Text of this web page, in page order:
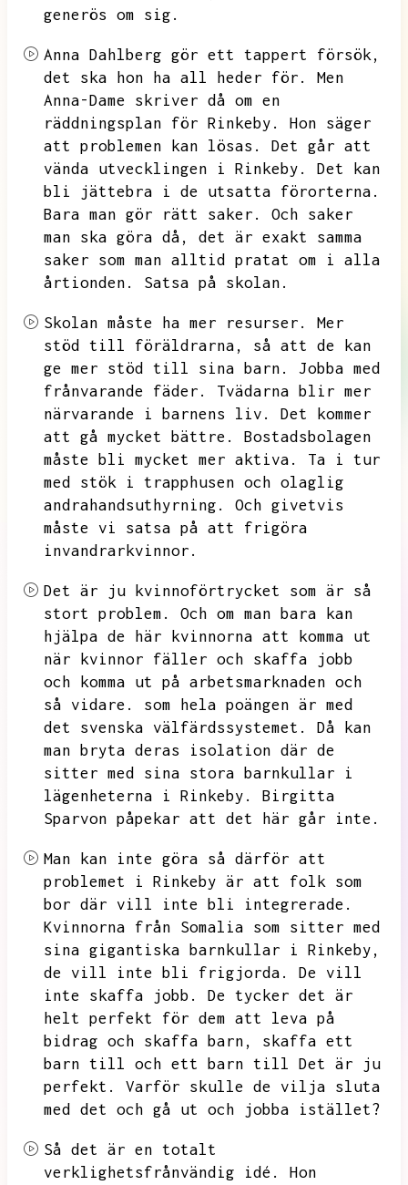
generös om sig.
Anna Dahlberg gör ett tappert försök,
det ska hon ha all heder för.
Men
Anna-Dame skriver då om en
räddningsplan för Rinkeby.
Hon säger
att problemen kan lösas.
Det går att
vända utvecklingen i Rinkeby.
Det kan
bli jättebra i de utsatta förorterna.
Bara man gör rätt saker.
Och saker
man ska göra då,
det är exakt samma
saker som man alltid pratat om i alla
årtionden.
Satsa på skolan.
Skolan måste ha mer resurser.
Mer
stöd till föräldrarna,
så att de kan
ge mer stöd till sina barn.
Jobba med
frånvarande fäder.
Tvädarna blir mer
närvarande i barnens liv.
Det kommer
att gå mycket bättre.
Bostadsbolagen
måste bli mycket mer aktiva.
Ta i tur
med stök i trapphusen och olaglig
andrahandsuthyrning.
Och givetvis
måste vi satsa på att frigöra
invandrarkvinnor.
Det är ju kvinnoförtrycket som är så
stort problem.
Och om man bara kan
hjälpa de här kvinnorna att komma ut
när kvinnor fäller och skaffa jobb
och komma ut på arbetsmarknaden och
så vidare.
som hela poängen är med
det svenska välfärdssystemet.
Då kan
man bryta deras isolation där de
sitter med sina stora barnkullar i
lägenheterna i Rinkeby.
Birgitta
Sparvon påpekar att det här går inte.
Man kan inte göra så därför att
problemet i Rinkeby är att folk som
bor där vill inte bli integrerade.
Kvinnorna från Somalia som sitter med
sina gigantiska barnkullar i Rinkeby,
de vill inte bli frigjorda.
De vill
inte skaffa jobb.
De tycker det är
helt perfekt för dem att leva på
bidrag och skaffa barn,
skaffa ett
barn till och ett barn till Det är ju
perfekt.
Varför skulle de vilja sluta
med det och gå ut och jobba istället?
Så det är en totalt
verklighetsfrånvändig idé.
Hon